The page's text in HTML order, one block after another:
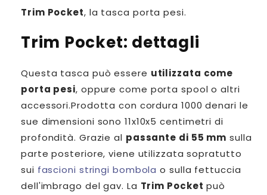
Trim Pocket, la tasca porta pesi.
Trim Pocket: dettagli
Questa tasca può essere utilizzata come
porta pesi, oppure come porta spool o altri
accessori.Prodotta con cordura 1000 denari le
sue dimensioni sono 11x10x5 centimetri di
profondità. Grazie al passante di 55 mm sulla
parte posteriore, viene utilizzata sopratutto
sui fascioni stringi bombola o sulla fettuccia
dell'imbrago del gav. La Trim Pocket può